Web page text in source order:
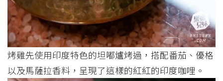
烤雞先使用印度特色的坦嘟爐烤過，搭配番茄、優格
以及馬薩拉香料，呈現了這樣的紅紅的印度咖哩。